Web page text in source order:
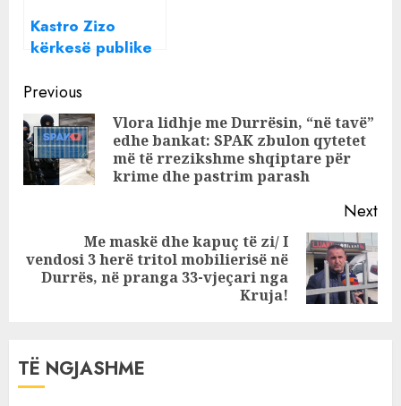
Kastro Zizo
kërkesë publike
Mëso të heqësh
bllokun në
Instagram
Continue
Reading
Previous
Vlora lidhje me Durrësin, “në tavë”
edhe bankat: SPAK zbulon qytetet
më të rrezikshme shqiptare për
krime dhe pastrim parash
Next
Next
post:
Me maskë dhe kapuç të zi/ I
vendosi 3 herë tritol mobilierisë në
Durrës, në pranga 33-vjeçari nga
Kruja!
TË NGJASHME